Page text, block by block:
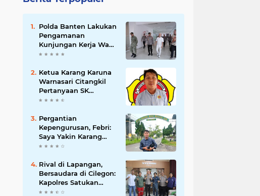
Polda Banten Lakukan
Pengamanan
Kunjungan Kerja Wakil
Presiden RI
Ketua Karang Karuna
Warnasari Citangkil
Pertanyaan SK
Karetaker dan Urgensi
Berduka
Pergantian
Kepengurusan, Febri:
Saya Yakin Karang
Taruna Wanakarsa
Kepemimpinan Bung
Entus Jauh Membawa
Manfaat
Rival di Lapangan,
Bersaudara di Cilegon:
Kapolres Satukan
Viking dan Jak Mania